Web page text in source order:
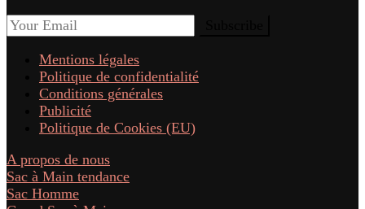
Mentions légales
Politique de confidentialité
Conditions générales
Publicité
Politique de Cookies (EU)
A propos de nous
Sac à Main tendance
Sac Homme